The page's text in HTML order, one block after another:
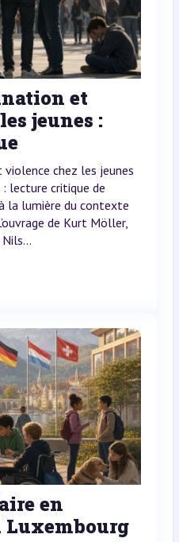
et
jeunes :
chez les jeunes
lecture critique de
la lumière du contexte
de Kurt Möller,
en
Luxembourg